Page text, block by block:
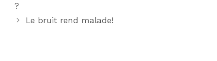
?
Le bruit rend malade!